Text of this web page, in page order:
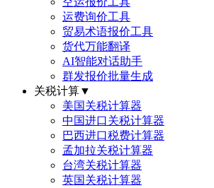
运费询价工具
贸易术语报价工具
货代万能翻译
AI智能对话助手
群发报价批量生成
关税计算▼
美国关税计算器
中国进口关税计算器
巴西进口税费计算器
孟加拉关税计算器
台湾关税计算器
英国关税计算器